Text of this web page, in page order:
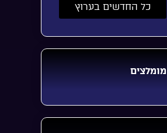
כל החדשים בערוץ
מומלצים